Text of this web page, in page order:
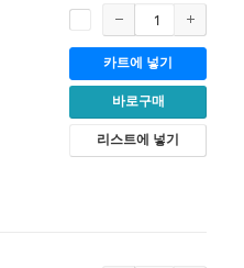
카트에 넣기
바로구매
리스트에 넣기